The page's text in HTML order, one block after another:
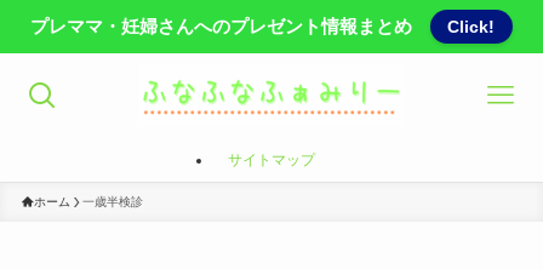
プレママ・妊婦さんへのプレゼント情報まとめ Click!
サイトマップ
ホーム 一歳半検診